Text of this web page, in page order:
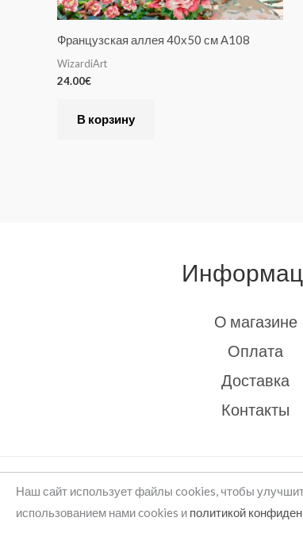
Французская аллея 40х50 см А108
WizardiArt
24.00€
В корзину
О магазине
Оплата
Доставка
Контакты
Наш сайт использует файлы cookies, чтобы
использованием нами cookies и политикой